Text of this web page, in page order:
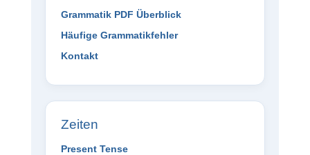
Grammatik PDF Überblick
Häufige Grammatikfehler
Kontakt
Zeiten
Present Tense